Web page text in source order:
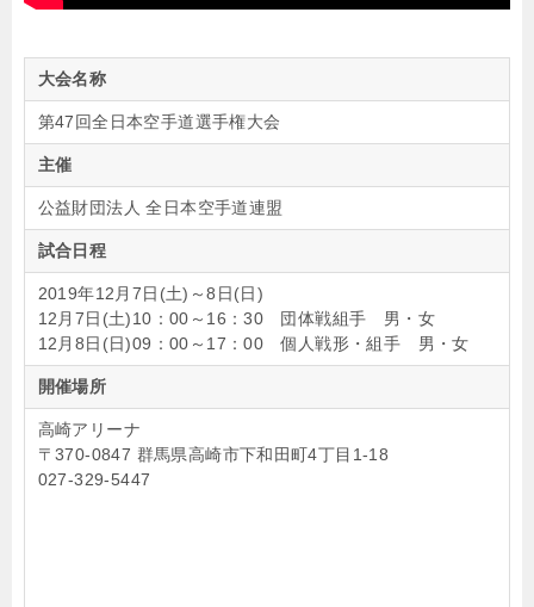
大会名称
第47回全日本空手道選手権大会
主催
公益財団法人 全日本空手道連盟
試合日程
2019年12月7日(土)～8日(日)
12月7日(土)10：00～16：30 団体戦組手 男・女
12月8日(日)09：00～17：00 個人戦形・組手 男・女
開催場所
高崎アリーナ
〒370-0847 群馬県高崎市下和田町4丁目1-18
027-329-5447